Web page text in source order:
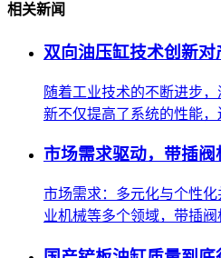
相关新闻
双向油压缸技术创新
随着工业技术的不断进步
新不仅提高了系统的性能，
市场需求驱动，带插
市场需求：多元化与个性
业机械等多个领域，带插